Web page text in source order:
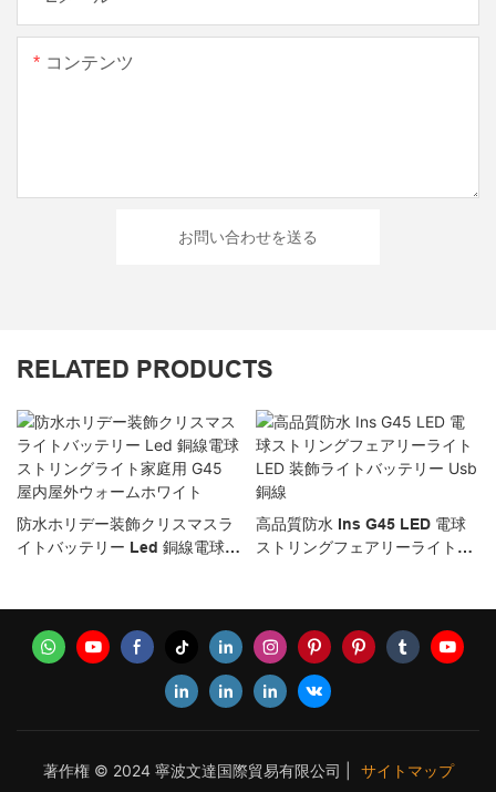
コンテンツ
お問い合わせを送る
RELATED PRODUCTS
防水ホリデー装飾クリスマスラ
イトバッテリー Led 銅線電球ス
高品質防水 Ins G45 LED 電球
ストリングフェアリーライト
著作権 © 2024 寧波文達国際貿易有限公司 | サイトマップ